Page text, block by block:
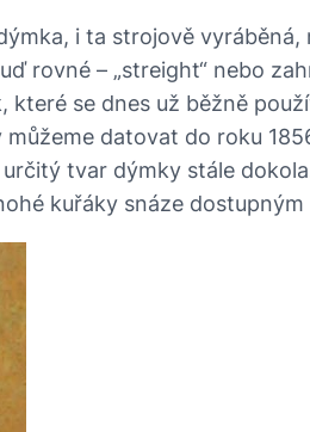
i ta strojově
rovné – „streight“ nebo
se dnes už běžně
datovat do roku
tvar dýmky stále
kuřáky snáze